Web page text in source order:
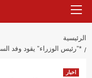
الرئيسية
الرئيسية
*”رئيس الوزراء” يقود وفد السودان للدورة 62
اخبار